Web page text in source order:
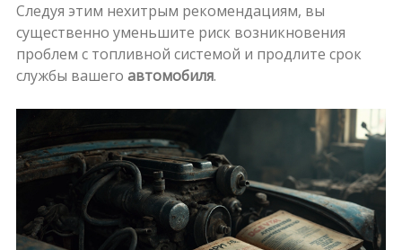
Следуя этим нехитрым рекомендациям, вы
существенно уменьшите риск возникновения
проблем с топливной системой и продлите срок
службы вашего автомобиля.